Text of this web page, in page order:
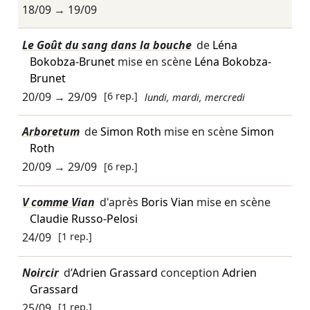
18/09→ 19/09
Le Goût du sang dans la bouche de Léna
Bokobza-Brunetmise en scène Léna Bokobza-
Brunet
20/09→ 29/09 [6 rep.] lundi, mardi, mercredi
Arboretum deSimon Roth mise en scèneSimon
Roth
20/09→ 29/09 [6 rep.]
V comme Vian d'après Boris Vian mise en scène
Claudie Russo-Pelosi
24/09 [1 rep.]
Noircir d’Adrien Grassard conception Adrien
Grassard
[1 rep.]